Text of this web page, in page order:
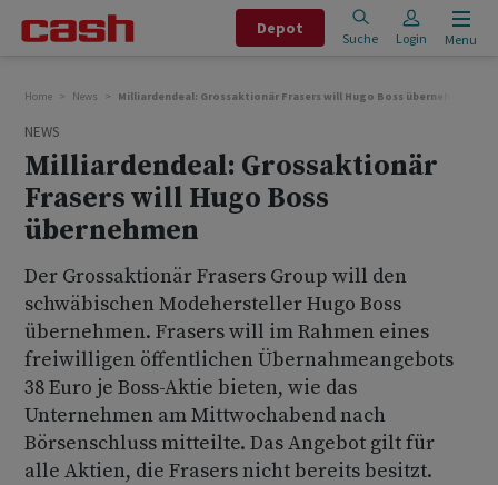
Depot
Suche Login Menu
Home News Milliardendeal: Grossaktionär Frasers will Hugo Boss übernehmen
NEWS
Milliardendeal: Grossaktionär
Frasers will Hugo Boss
übernehmen
Der Grossaktionär Frasers Group will den
schwäbischen Modehersteller Hugo Boss
übernehmen. Frasers will im Rahmen eines
freiwilligen öffentlichen Übernahmeangebots
38 Euro je Boss-Aktie bieten, wie das
Unternehmen am Mittwochabend nach
Börsenschluss mitteilte. Das Angebot gilt für
alle Aktien, die Frasers nicht bereits besitzt.